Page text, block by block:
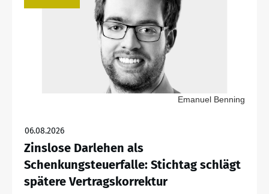
Emanuel Benning
06.08.2026
Zinslose Darlehen als
Schenkungsteuerfalle: Stichtag schlägt
spätere Vertragskorrektur